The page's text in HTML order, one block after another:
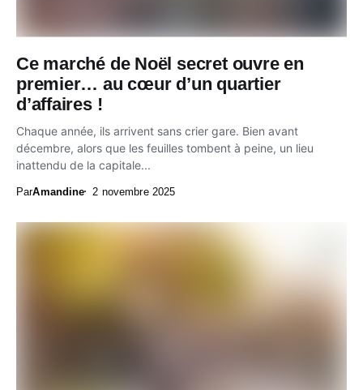
Ce marché de Noël secret ouvre en
premier… au cœur d’un quartier
d’affaires !
Chaque année, ils arrivent sans crier gare. Bien avant
décembre, alors que les feuilles tombent à peine, un lieu
inattendu de la capitale...
ParAmandine 2 novembre 2025